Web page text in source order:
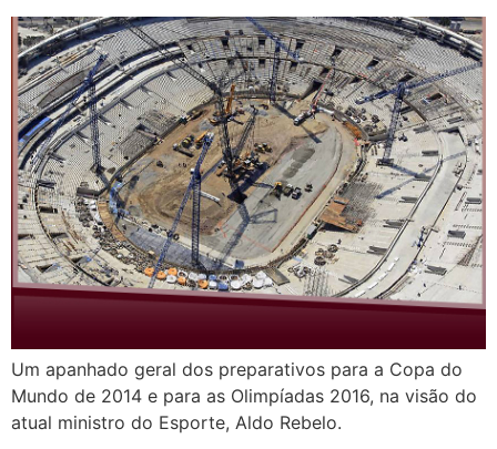
Um apanhado geral dos preparativos para a Copa do
Mundo de 2014 e para as Olimpíadas 2016, na visão do
atual ministro do Esporte, Aldo Rebelo.